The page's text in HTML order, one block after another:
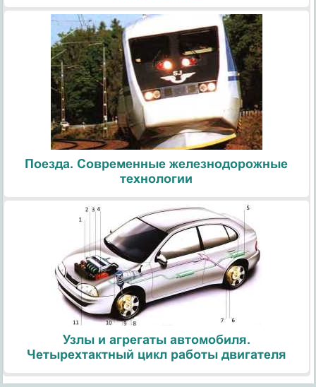
Поезда. Современные железнодорожные
технологии
Узлы и агрегаты автомобиля.
Четырехтактный цикл работы двигателя